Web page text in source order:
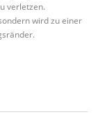
verletzen.
wird zu einer